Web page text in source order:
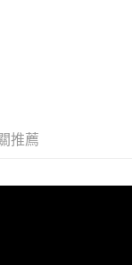
本公司）所提供，讓
店將買賣／分期付款
帳款。
蒐集、處理及利用，
要取消訂單，請聯絡
，需透過AFTEE先享
示為準，若有關於
後付」服務完成之交
推薦